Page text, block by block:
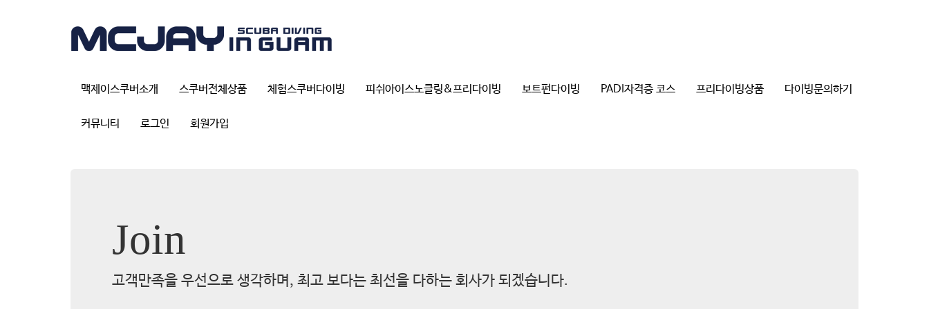
맥제이스쿠버소개 스쿠버전체상품 체험스쿠버다이빙 피쉬아이스노클링&프리다이빙 보트펀다이빙 PADI자격증 코스 프리다이빙상품 다이빙문의하기
커뮤니티 로그인 회원가입
Join
고객만족을 우선으로 생각하며, 최고 보다는 최선을 다하는 회사가 되겠습니다.